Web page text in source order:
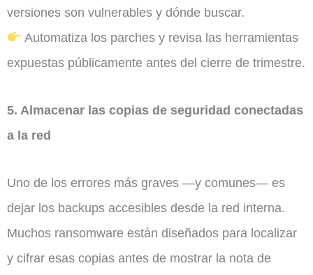
versiones son vulnerables y dónde buscar.
Automatiza los parches y revisa las herramientas
expuestas públicamente antes del cierre de trimestre.
5. Almacenar las copias de seguridad conectadas
a la red
Uno de los errores más graves —y comunes— es
dejar los backups accesibles desde la red interna.
Muchos ransomware están diseñados para localizar
y cifrar esas copias antes de mostrar la nota de